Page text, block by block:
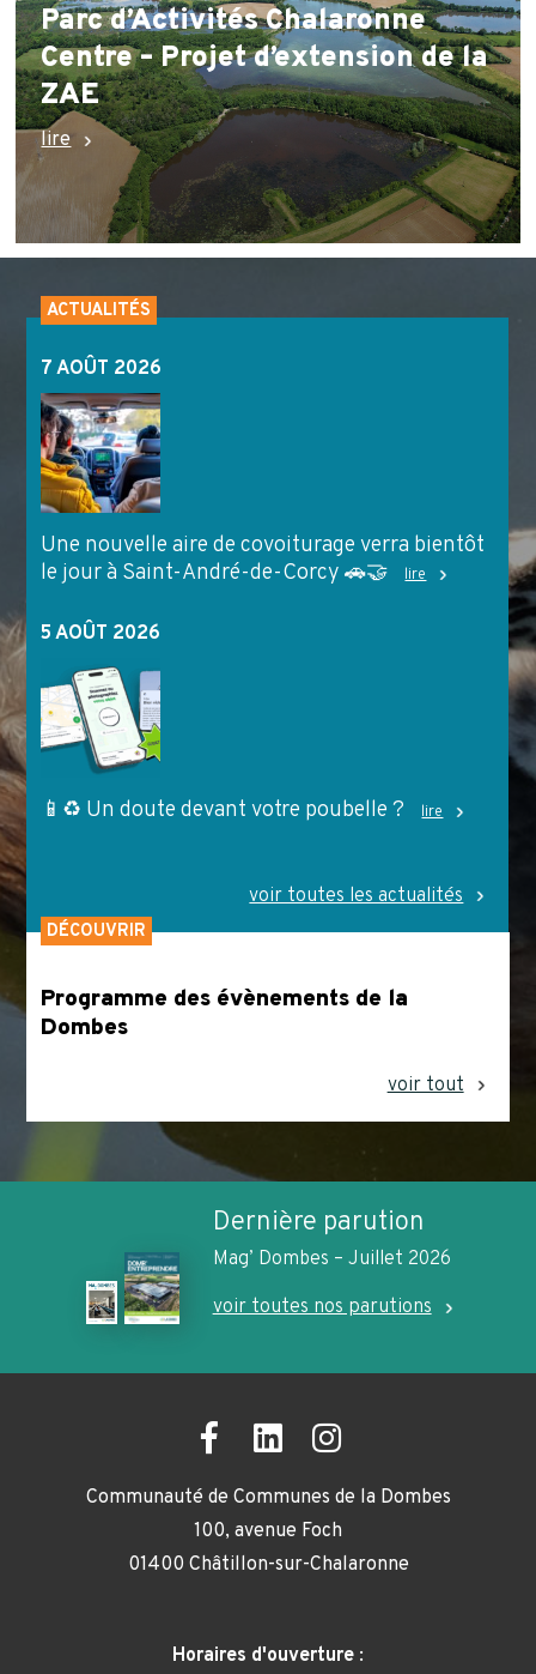
Parc d’Activités Chalaronne
Centre – Projet d’extension de la
ZAE
lire
ACTUALITÉS
7 AOÛT 2026
Une nouvelle aire de covoiturage verra bientôt
le jour à Saint-André-de-Corcy 🚗🤝
lire
5 AOÛT 2026
📱♻️ Un doute devant votre poubelle ? lire
voir toutes les actualités
DÉCOUVRIR
Programme des évènements de la
Dombes
voir tout
Dernière parution
Mag’ Dombes – Juillet 2026
voir toutes nos parutions
Communauté de Communes de la Dombes
100, avenue Foch
01400 Châtillon-sur-Chalaronne
Horaires d'ouverture :